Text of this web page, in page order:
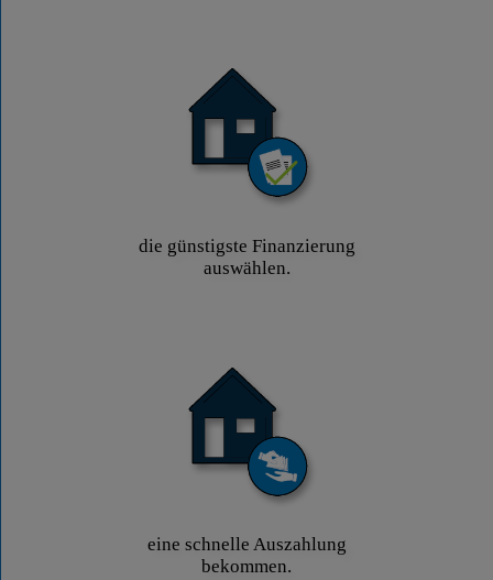
die günstigste Finanzierung
auswählen.
eine schnelle Auszahlung
bekommen.